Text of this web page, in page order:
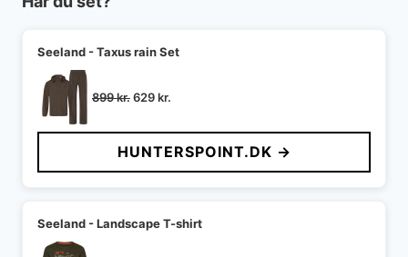
Seeland - Taxus rain Set
899kr.Den
pris
var:
899 kr..
629kr.
pris
er:
629 kr..
HUNTERSPOINT.DK →
Seeland - Landscape T-shirt